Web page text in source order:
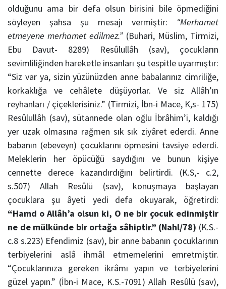
olduğunu ama bir defa olsun birisini bile öpmediğini
söyleyen şahsa şu mesajı vermiştir: “Merhamet
etmeyene merhamet edilmez.”(Buhari, Müslim, Tirmizi,
Ebu Davut- 8289) Resûlullâh (sav), çocukların
sevimliliğinden hareketle insanları şu tespitle uyarmıştır:
“Siz var ya, sizin yüzünüzden anne babalarınız cimriliğe,
korkaklığa ve cehâlete düşüyorlar. Ve siz Allâh’ın
reyhanları / çiçeklerisiniz.” (Tirmizi, İbn-i Mace, K,s- 175)
Resûlullâh (sav), sütannede olan oğlu İbrâhim’i, kaldığı
yer uzak olmasına rağmen sık sık ziyâret ederdi. Anne
babanın (ebeveyn) çocuklarını öpmesini tavsiye ederdi.
Meleklerin her öpücüğü saydığını ve bunun kişiye
cennette derece kazandırdığını belirtirdi. (K.S,- c.2,
s.507) Allah Resûlü (sav), konuşmaya başlayan
çocuklara şu âyeti yedi defa okuyarak, öğretirdi:
“Hamd o Allâh’a olsun ki, O ne bir çocuk edinmiştir
ne de mülkünde bir ortağa sâhiptir.” (Nahl/78) (K.S.-
c.8 s.223) Efendimiz (sav), bir anne babanın çocuklarının
terbiyelerini aslâ ihmâl etmemelerini emretmiştir.
“Çocuklarınıza gereken ikrâmı yapın ve terbiyelerini
güzel yapın.” (İbn-i Mace, K.S.-7091) Allah Resûlü (sav),